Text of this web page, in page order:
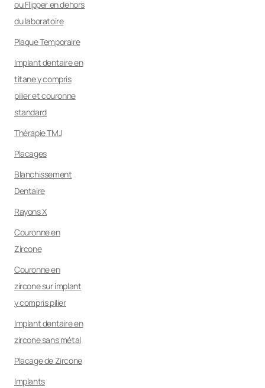
ou Flipper en dehors
du laboratoire
Plaque Temporaire
Implant dentaire en
titane y compris
pilier et couronne
standard
Thérapie TMJ
Placages
Blanchissement
Dentaire
Rayons X
Couronne en
Zircone
Couronne en
zircone sur implant
y compris pilier
Implant dentaire en
zircone sans métal
Placage de Zircone
Implants